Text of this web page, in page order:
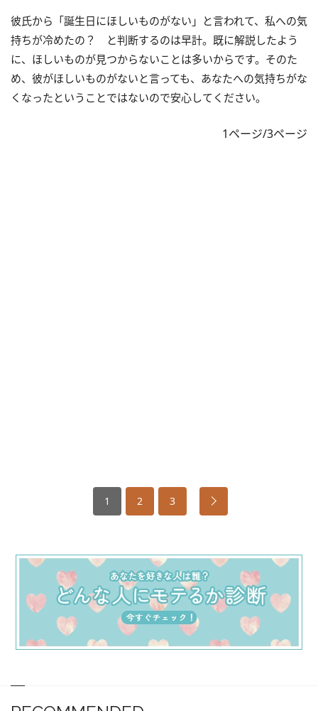
彼氏から「誕生日にほしいものがない」と言われて、私への気
持ちが冷めたの？ と判断するのは早計。既に解説したよう
に、ほしいものが見つからないことは多いからです。そのた
め、彼がほしいものがないと言っても、あなたへの気持ちがな
くなったということではないので安心してください。
1ページ/3ページ
1 2 3